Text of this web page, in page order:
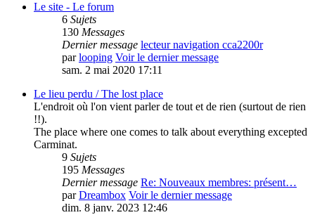
Le site - Le forum
6 Sujets
130 Messages
Dernier message lecteur navigation cca2200r
parlooping Voir le dernier message
sam. 2 mai 2020 17:11
Le lieu perdu / The lost place
L'endroit où l'on vient parler de tout et de rien (surtout de rien
!!).
The place where one comes to talk about everything excepted
Carminat.
9 Sujets
195 Messages
Dernier message Re: Nouveaux membres: présent…
parDreambox Voir le dernier message
dim. 8 janv. 2023 12:46